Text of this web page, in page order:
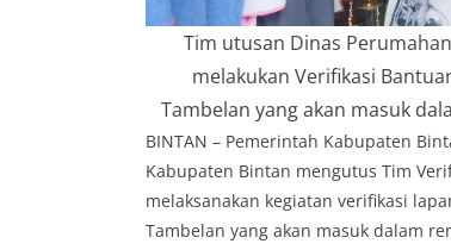
Tim utusan Dinas
melakukan Verifikasi
Tambelan yang akan masuk
BINTAN – Pemerintah Kabupaten
Kabupaten Bintan mengutus Tim
melaksanakan kegiatan verifikasi
Tambelan yang akan masuk dalam